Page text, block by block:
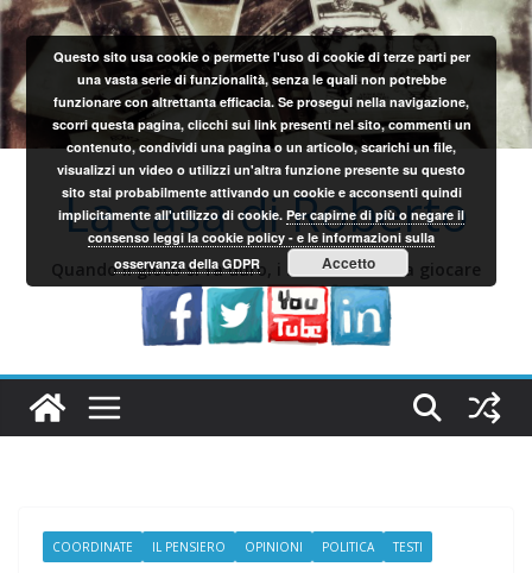
Salta
al
contenuto
La casa di Roberto
Quando il gioco si fa duro, i sardi iniziano a giocare
COORDINATE IL PENSIERO OPINIONI POLITICA TESTI
Questo sito usa cookie o permette l'uso di cookie di terze parti per
una vasta serie di funzionalità, senza le quali non potrebbe
funzionare con altrettanta efficacia. Se prosegui nella navigazione,
scorri questa pagina, clicchi sui link presenti nel sito, commenti un
contenuto, condividi una pagina o un articolo, scarichi un file,
visualizzi un video o utilizzi un'altra funzione presente su questo
sito stai probabilmente attivando un cookie e acconsenti quindi
implicitamente all'utilizzo di cookie.Per capirne di più o negare il
consenso leggi la cookie policy - e le informazioni sulla
osservanza della GDPR
Accetto